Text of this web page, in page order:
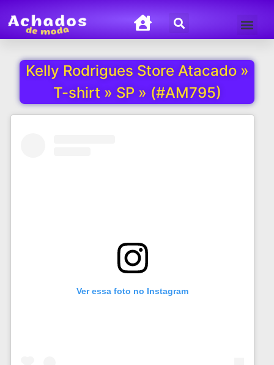
Kelly Rodrigues Store Atacado »
T-shirt » SP » (#AM795)
Ver essa foto no Instagram